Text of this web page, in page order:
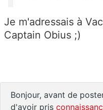
Je m'adressais à
Captain Obius ;)
Bonjour, avant de
d'avoir pris